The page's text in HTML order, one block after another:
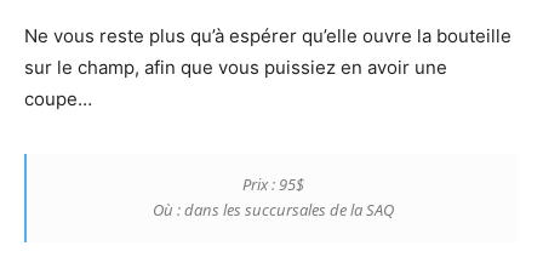
Ne vous reste plus qu’à espérer qu’elle ouvre la bouteille
sur le champ, afin que vous puissiez en avoir une
coupe…
Prix : 95$
Où : dans les succursales de la SAQ